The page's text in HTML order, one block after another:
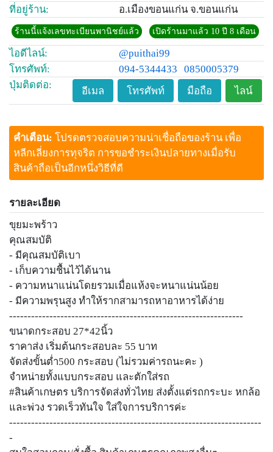
ที่อยู่ร้าน:
อ.เมืองขอนแก่น จ.ขอนแก่น
ร้านนี้แจ้งเลขทะเบียนพานิชย์แล้ว เปิดร้านมาแล้ว 10 ปี 8 เดือน
ไอดีไลน์:
@puithai99
โทรศัพท์:
094-5344433
0850005379
ปุ่มติดต่อ:
อีเมล โทรศัพท์ มือถือ ไลน์
คำเตือน: โปรดตรวจสอบความน่าเชื่อถือของร้าน เพื่อ
หลีกเลี่ยงการทุจริต การขอชำระเงินปลายทางเมื่อรับ
สินค้าถือเป็นอีกหนึ่งวิธีที่ดี
รายละเอียด
ขุยมะพร้าว
คุณสมบัติ
- มีคุณสมบัติเบา
- เก็บความชื้นไว้ได้นาน
- ความหนาแน่นโดยรวมเมื่อแห้งจะหนาแน่นน้อย
- มีความพรุนสูง ทำให้รากสามารถหาอาหารได้ง่าย
----------------------------------------------------------------
ขนาดกระสอบ 27*42นิ้ว
ราคาส่ง เริ่มต้นกระสอบละ 55 บาท
จัดส่งขั้นต่ำ500 กระสอบ (ไม่รวมค่ารถนะคะ )
จำหน่ายทั้งแบบกระสอบ และตักใส่รถ
#สินค้าเกษตร บริการจัดส่งทั่วไทย ส่งตั้งแต่รถกระบะ หกล้อ
และพ่วง รวดเร็วทันใจ ใส่ใจการบริการค่ะ
---------------------------------------------------------------------
-